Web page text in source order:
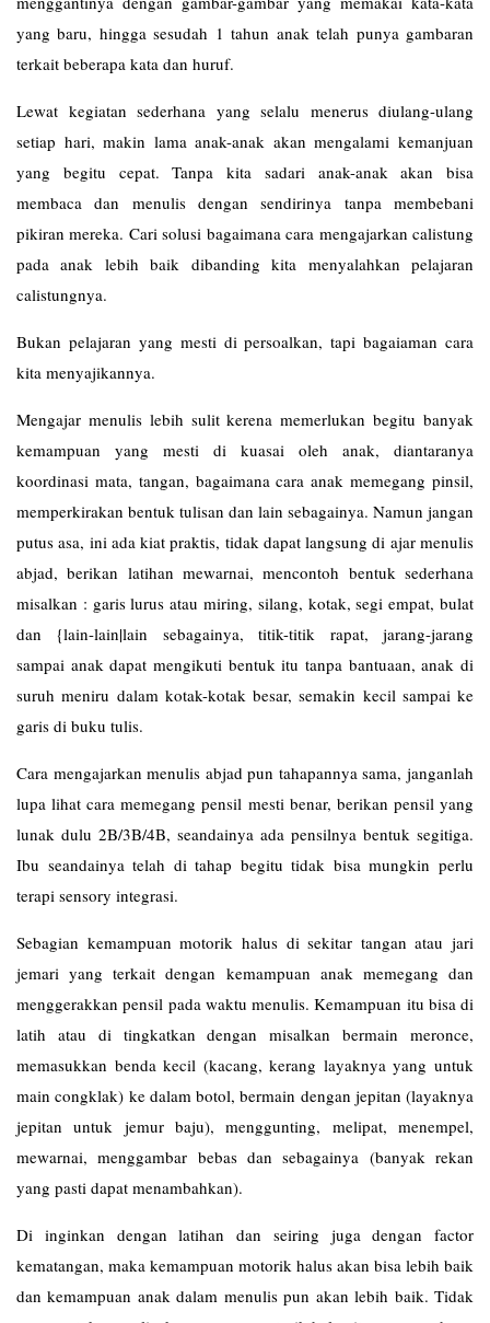
yang baru, hingga sesudah 1 tahun anak telah punya gambaran
terkait beberapa kata dan huruf.
Lewat kegiatan sederhana yang selalu menerus diulang-ulang
setiap hari, makin lama anak-anak akan mengalami kemanjuan
yang begitu cepat. Tanpa kita sadari anak-anak akan bisa
membaca dan menulis dengan sendirinya tanpa membebani
pikiran mereka. Cari solusi bagaimana cara mengajarkan calistung
pada anak lebih baik dibanding kita menyalahkan pelajaran
calistungnya.
Bukan pelajaran yang mesti di persoalkan, tapi bagaiaman cara
kita menyajikannya.
Mengajar menulis lebih sulit kerena memerlukan begitu banyak
kemampuan yang mesti di kuasai oleh anak, diantaranya
koordinasi mata, tangan, bagaimana cara anak memegang pinsil,
memperkirakan bentuk tulisan dan lain sebagainya. Namun jangan
putus asa, ini ada kiat praktis, tidak dapat langsung di ajar menulis
abjad, berikan latihan mewarnai, mencontoh bentuk sederhana
misalkan : garis lurus atau miring, silang, kotak, segi empat, bulat
dan {lain-lain|lain sebagainya, titik-titik rapat, jarang-jarang
sampai anak dapat mengikuti bentuk itu tanpa bantuaan, anak di
suruh meniru dalam kotak-kotak besar, semakin kecil sampai ke
garis di buku tulis.
Cara mengajarkan menulis abjad pun tahapannya sama, janganlah
lupa lihat cara memegang pensil mesti benar, berikan pensil yang
lunak dulu 2B/3B/4B, seandainya ada pensilnya bentuk segitiga.
Ibu seandainya telah di tahap begitu tidak bisa mungkin perlu
terapi sensory integrasi.
Sebagian kemampuan motorik halus di sekitar tangan atau jari
jemari yang terkait dengan kemampuan anak memegang dan
menggerakkan pensil pada waktu menulis. Kemampuan itu bisa di
latih atau di tingkatkan dengan misalkan bermain meronce,
memasukkan benda kecil (kacang, kerang layaknya yang untuk
main congklak) ke dalam botol, bermain dengan jepitan (layaknya
jepitan untuk jemur baju), menggunting, melipat, menempel,
mewarnai, menggambar bebas dan sebagainya (banyak rekan
yang pasti dapat menambahkan).
Di inginkan dengan latihan dan seiring juga dengan factor
kematangan, maka kemampuan motorik halus akan bisa lebih baik
dan kemampuan anak dalam menulis pun akan lebih baik. Tidak